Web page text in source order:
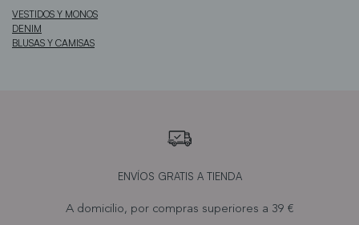
VESTIDOS Y MONOS
DENIM
BLUSAS Y CAMISAS
ENVÍOS GRATIS A TIENDA
A domicilio, por compras superiores a 39 €